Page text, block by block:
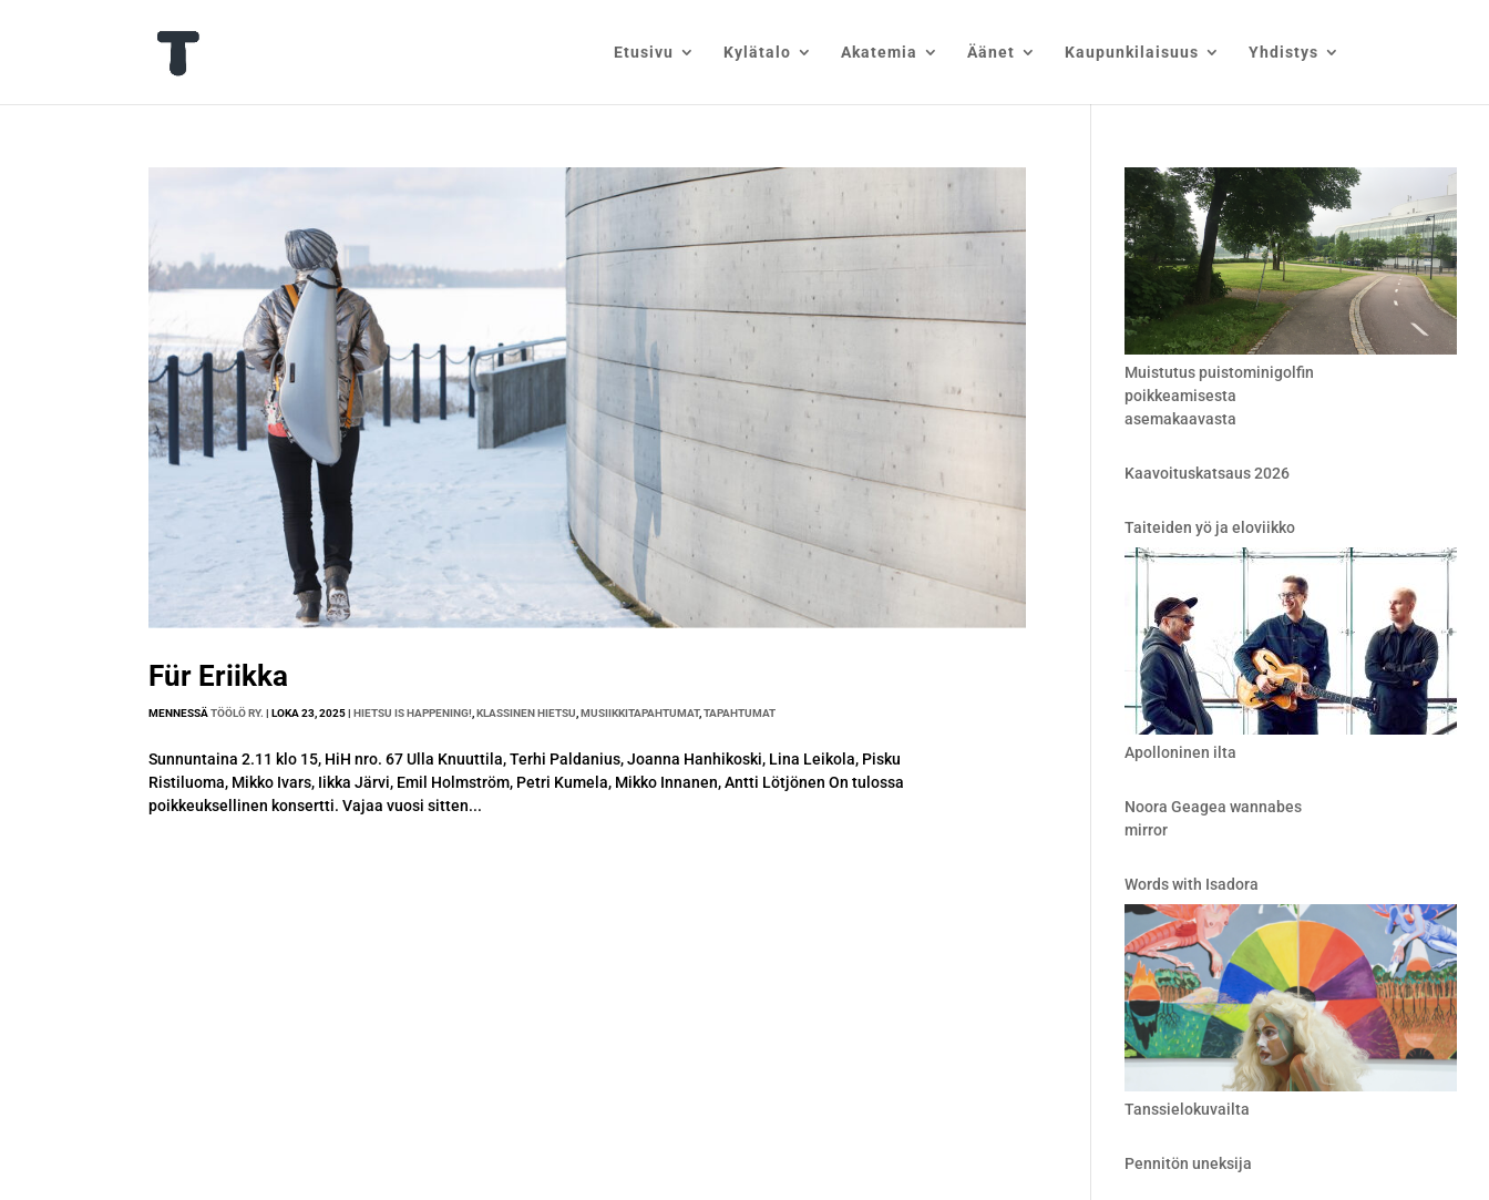
Etusivu Kylätalo Akatemia Äänet Kaupunkilaisuus Yhdistys
Für Eriikka
MENNESSÄTÖÖLÖ RY. |LOKA 23, 2025|HIETSU IS HAPPENING! ,KLASSINEN HIETSU ,MUSIIKKITAPAHTUMAT,TAPAHTUMAT
Sunnuntaina 2.11 klo 15, HiH nro. 67 Ulla Knuuttila, Terhi Paldanius, Joanna Hanhikoski, Lina Leikola, Pisku
Ristiluoma, Mikko Ivars, Iikka Järvi, Emil Holmström, Petri Kumela, Mikko Innanen, Antti Lötjönen On tulossa
poikkeuksellinen konsertti. Vajaa vuosi sitten...
Muistutus puistominigolfin
poikkeamisesta
asemakaavasta
Kaavoituskatsaus 2026
Taiteiden yö ja eloviikko
Apolloninen ilta
Noora Geagea wannabes
mirror
Words with Isadora
Tanssielokuvailta
Pennitön uneksija